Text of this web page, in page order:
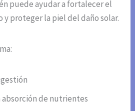
puede ayudar a fortalecer el
y proteger la piel del daño solar.
absorción de nutrientes